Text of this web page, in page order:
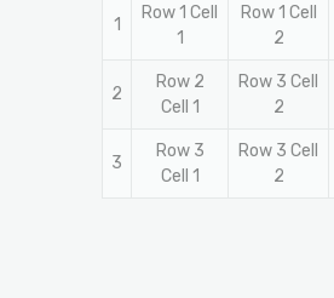
1
Row 1 Cell
1
Row 1 Cell
2
2
Row 2
Cell 1
Row 3 Cell
2
3
Row 3
Cell 1
Row 3 Cell
2